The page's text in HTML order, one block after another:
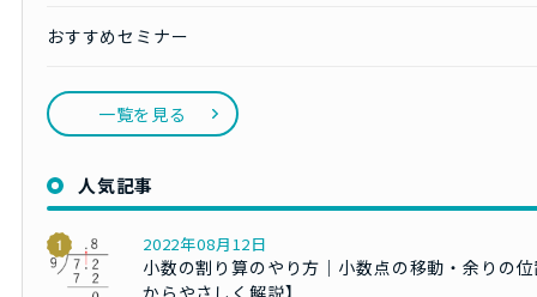
おすすめセミナー
一覧を見る
人気記事
2022年08月12日
小数の割り算のやり方｜小数点の移動・余りの
からやさしく解説】